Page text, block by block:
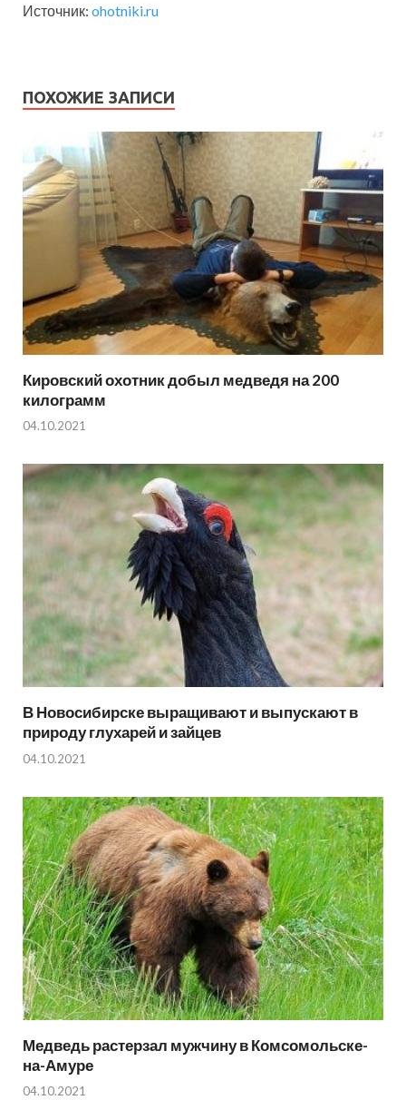
Источник: ohotniki.ru
ПОХОЖИЕ ЗАПИСИ
Кировский охотник добыл медведя на 200
килограмм
04.10.2021
В Новосибирске выращивают и выпускают в
природу глухарей и зайцев
04.10.2021
Медведь растерзал мужчину в Комсомольске-
на-Амуре
04.10.2021